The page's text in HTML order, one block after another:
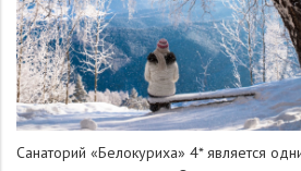
Санаторий «Белокуриха» 4* является